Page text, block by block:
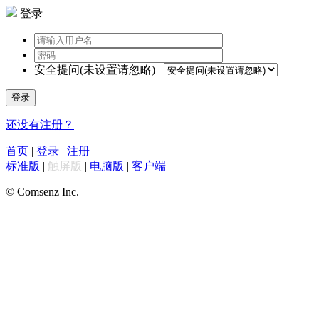
登录
安全提问(未设置请忽略)
登录
还没有注册？
首页 | 登录 | 注册
标准版 | 触屏版 | 电脑版 | 客户端
© Comsenz Inc.